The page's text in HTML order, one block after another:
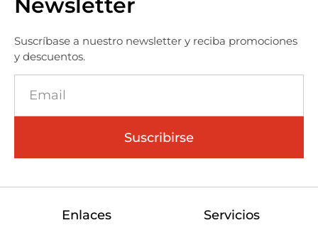
Newsletter
Suscríbase a nuestro newsletter y reciba promociones
y descuentos.
Suscribirse
Enlaces Servicios